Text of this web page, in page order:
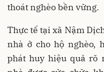
thoát nghèo bền vững.
Thực tế tại xã Nậm
nhà ở cho hộ nghèo,
phát huy hiệu quả rõ